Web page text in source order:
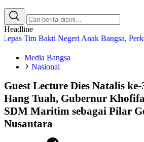
Headline
Negeri Anak Bangsa, Perkuat
Media Bangsa
Nasional
Guest Lecture Dies Natalis
Hang Tuah, Gubernur
SDM Maritim sebagai Pilar
Nusantara